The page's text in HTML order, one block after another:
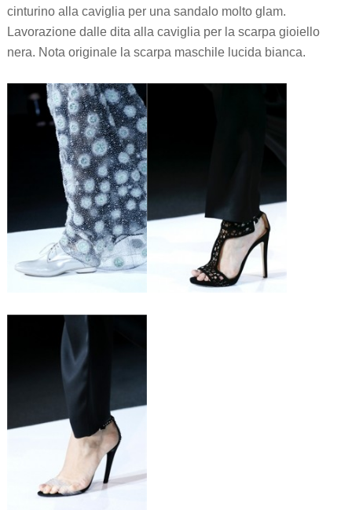
cinturino alla caviglia per una sandalo molto glam.
Lavorazione dalle dita alla caviglia per la scarpa gioiello
nera. Nota originale la scarpa maschile lucida bianca.